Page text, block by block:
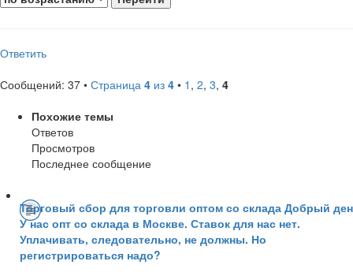
Ответить
Сообщений: 37 • Страница 4 из 4 • 1 , 2, 3, 4
Похожие темы
Ответов
Просмотров
Последнее сообщение
Торговый сбор для торговли оптом со склада Добрый
У нас опт со склада в Москве. Ставок для нас нет.
Уплачивать, следовательно, не должны. Но
регистрироваться надо?